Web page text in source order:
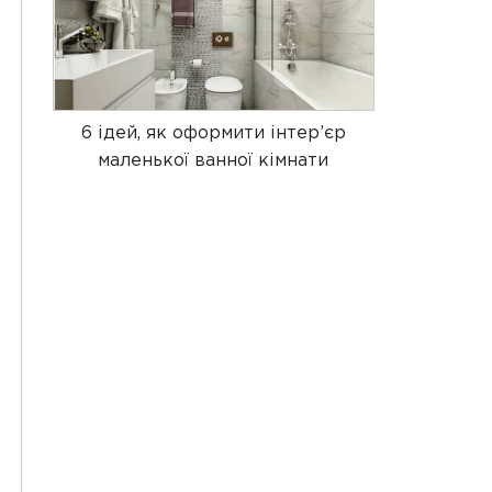
6 ідей, як оформити інтер’єр
маленької ванної кімнати